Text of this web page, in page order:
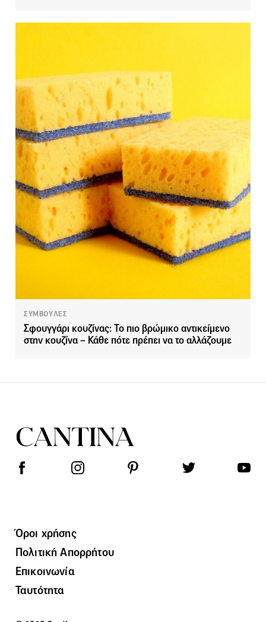
ΣΥΜΒΟΥΛΕΣ
Σφουγγάρι κουζίνας: Το πιο βρώμικο αντικείμενο
στην κουζίνα – Κάθε πότε πρέπει να το αλλάζουμε
Όροι χρήσης
Πολιτική Απορρήτου
Επικοινωνία
Ταυτότητα